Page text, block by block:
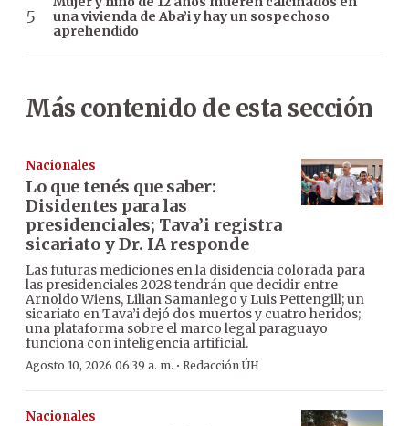
una vivienda de Aba’i y hay un sospechoso
aprehendido
Más contenido de esta sección
Nacionales
Lo que tenés que saber:
Disidentes para las
presidenciales; Tava’i registra
sicariato y Dr. IA responde
Las futuras mediciones en la disidencia colorada para
las presidenciales 2028 tendrán que decidir entre
Arnoldo Wiens, Lilian Samaniego y Luis Pettengill; un
sicariato en Tava’i dejó dos muertos y cuatro heridos;
una plataforma sobre el marco legal paraguayo
funciona con inteligencia artificial.
Agosto 10, 2026 06:39 a. m. · Redacción ÚH
Nacionales